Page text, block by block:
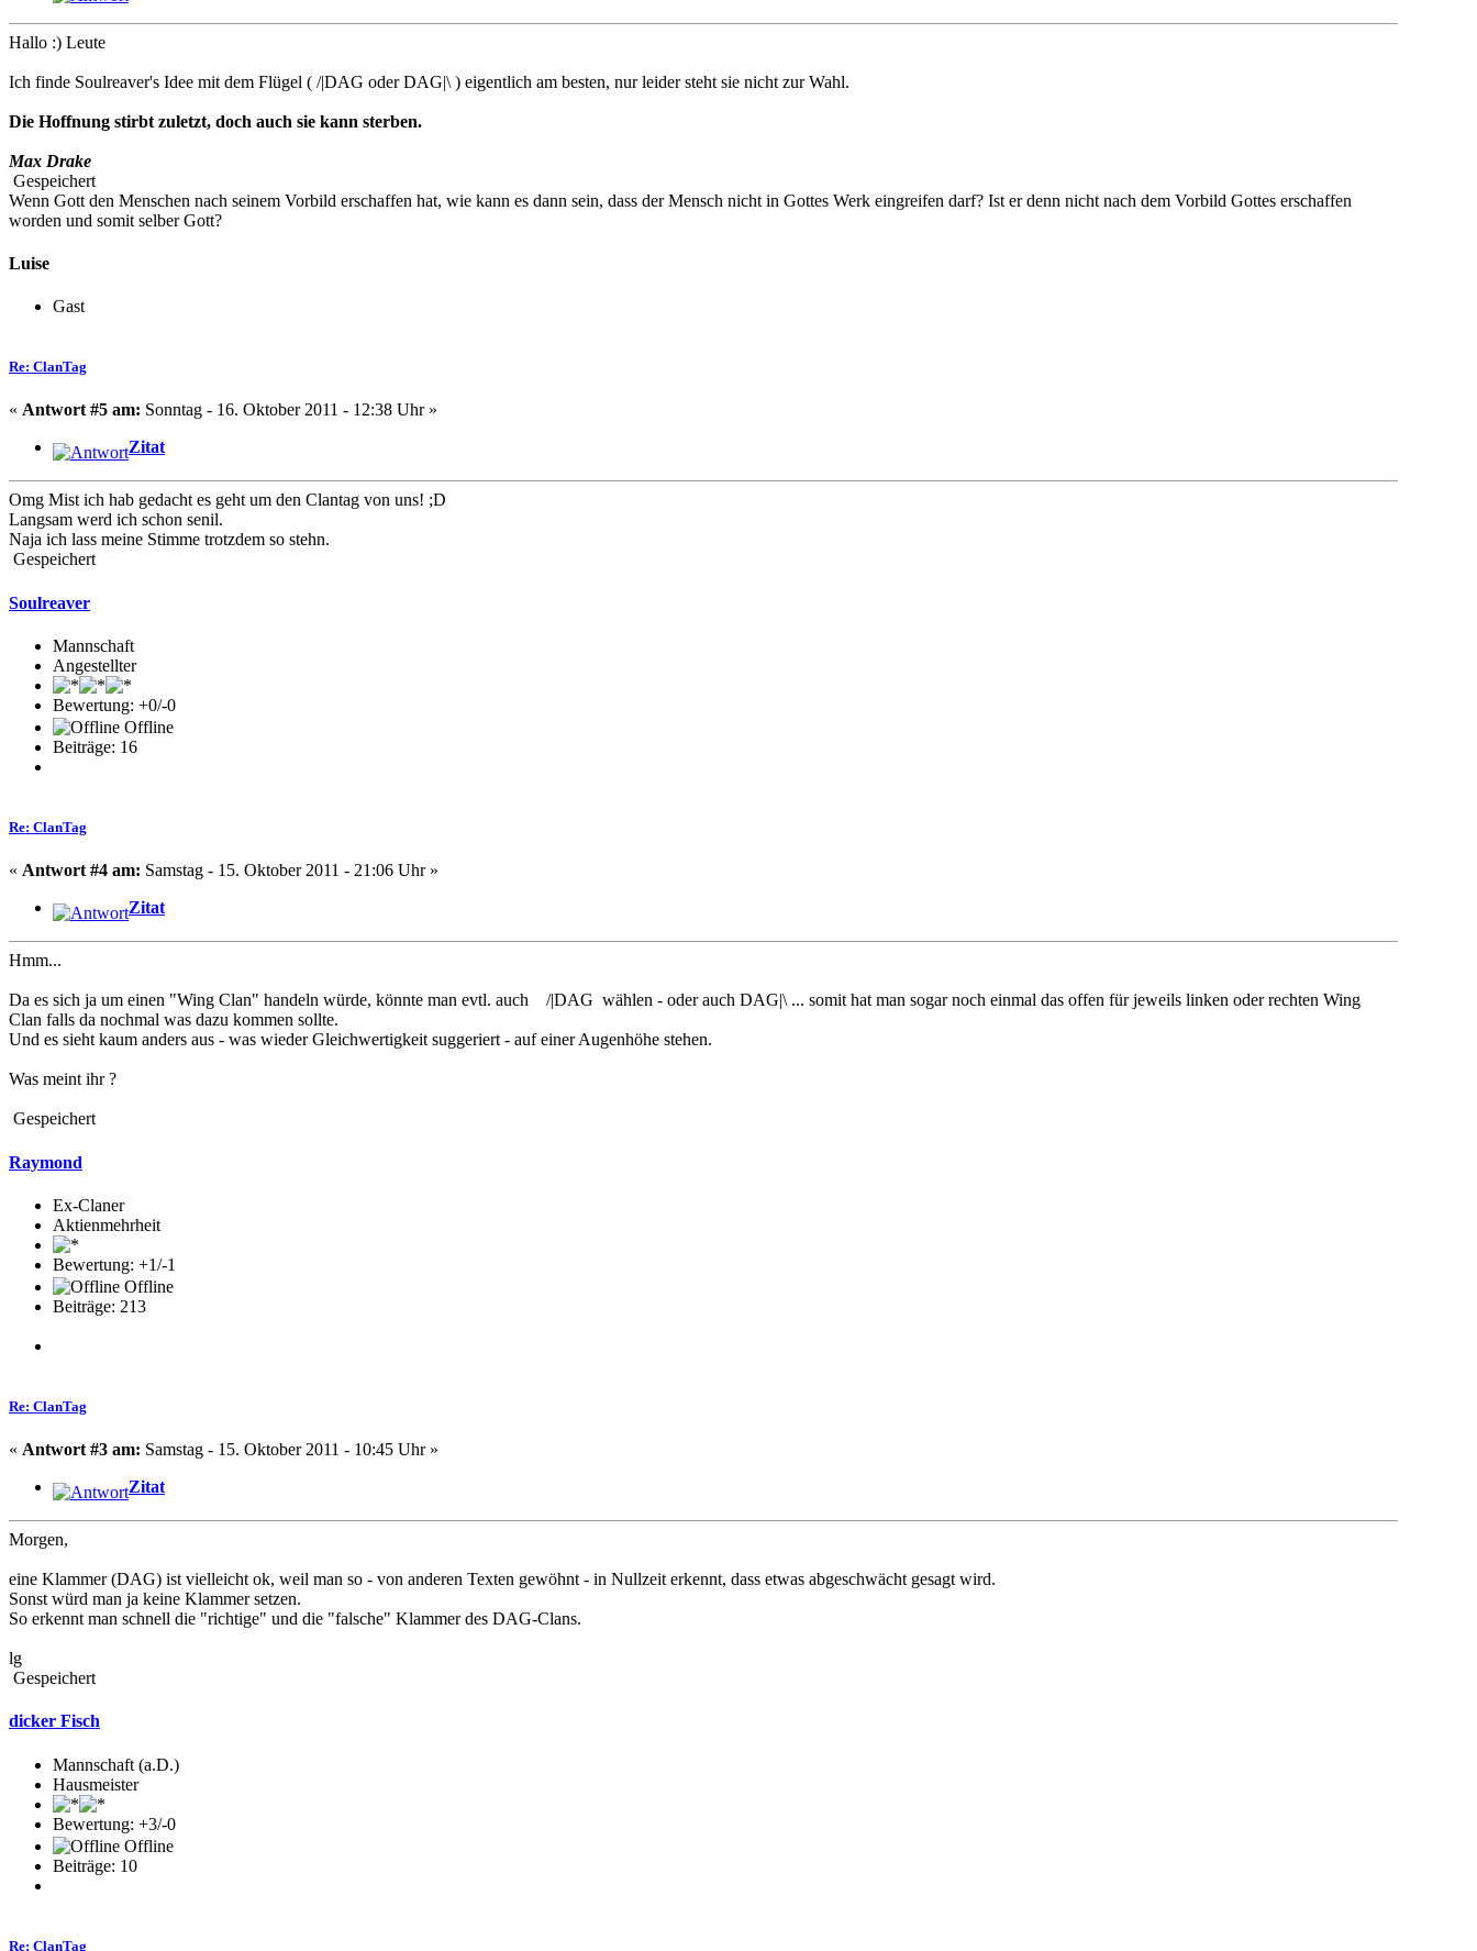
Hallo :) Leute
Ich finde Soulreaver's Idee mit dem Flügel ( /|DAG oder DAG|\ ) eigentlich am besten, nur leider steht sie nicht zur Wahl.
Die Hoffnung stirbt zuletzt, doch auch sie kann sterben.
Max Drake
Gespeichert
Wenn Gott den Menschen nach seinem Vorbild erschaffen hat, wie kann es dann sein, dass der Mensch nicht in Gottes Werk eingreifen darf? Ist er denn nicht nach dem Vorbild Gottes erschaffen
worden und somit selber Gott?
Luise
Gast
Re: ClanTag
« Antwort #5 am: Sonntag - 16. Oktober 2011 - 12:38 Uhr »
Zitat
Omg Mist ich hab gedacht es geht um den Clantag von uns! ;D
Langsam werd ich schon senil.
Naja ich lass meine Stimme trotzdem so stehn.
Gespeichert
Soulreaver
Mannschaft
Angestellter
Bewertung: +0/-0
Offline
Beiträge: 16
Re: ClanTag
« Antwort #4 am: Samstag - 15. Oktober 2011 - 21:06 Uhr »
Zitat
Hmm...
Da es sich ja um einen "Wing Clan" handeln würde, könnte man evtl. auch /|DAG wählen - oder auch DAG|\ ... somit hat man sogar noch einmal das offen für jeweils linken oder rechten Wing
Clan falls da nochmal was dazu kommen sollte.
Und es sieht kaum anders aus - was wieder Gleichwertigkeit suggeriert - auf einer Augenhöhe stehen.
Was meint ihr ?
Gespeichert
Raymond
Ex-Claner
Aktienmehrheit
Bewertung: +1/-1
Offline
Beiträge: 213
Re: ClanTag
« Antwort #3 am: Samstag - 15. Oktober 2011 - 10:45 Uhr »
Zitat
Morgen,
eine Klammer (DAG) ist vielleicht ok, weil man so - von anderen Texten gewöhnt - in Nullzeit erkennt, dass etwas abgeschwächt gesagt wird.
Sonst würd man ja keine Klammer setzen.
So erkennt man schnell die "richtige" und die "falsche" Klammer des DAG-Clans.
lg
Gespeichert
dicker Fisch
Mannschaft (a.D.)
Hausmeister
Bewertung: +3/-0
Offline
Beiträge: 10
Re: ClanTag